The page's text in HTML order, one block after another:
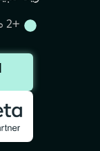
+2 مليار مستخدم نشط